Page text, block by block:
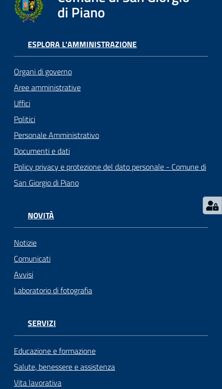
o
n
e
Tutti
gli
argomenti...
di Piano
ESPLORA L'AMMINISTRAZIONE
Organi di governo
Aree amministrative
Uffici
Politici
Personale Amministrativo
Documenti e dati
Policy privacy e protezione del dato personale - Comune di
San Giorgio di Piano
NOVITÀ
Notizie
Comunicati
Avvisi
Laboratorio di fotografia
SERVIZI
Educazione e formazione
Salute, benessere e assistenza
Vita lavorativa